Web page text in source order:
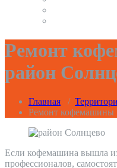
Ремонт
район
Главная /
Ремонт кофемашины
Если кофемашина вышла
профессионалов,